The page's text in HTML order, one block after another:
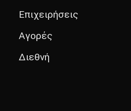
Επιχειρήσεις
Αγορές
Διεθνή